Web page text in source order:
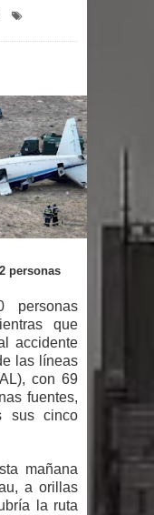
intervenida
sacar al
una
el
a sus
Ollanta
tras la
15 años por
personas
personas
que
accidente
las líneas
con 69
fuentes,
sus cinco
mañana
a orillas
la ruta